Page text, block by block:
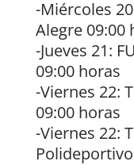
-Miércoles
Alegre 09:00
-Jueves 21:
09:00 horas
-Viernes 22:
09:00 horas
-Viernes 22: